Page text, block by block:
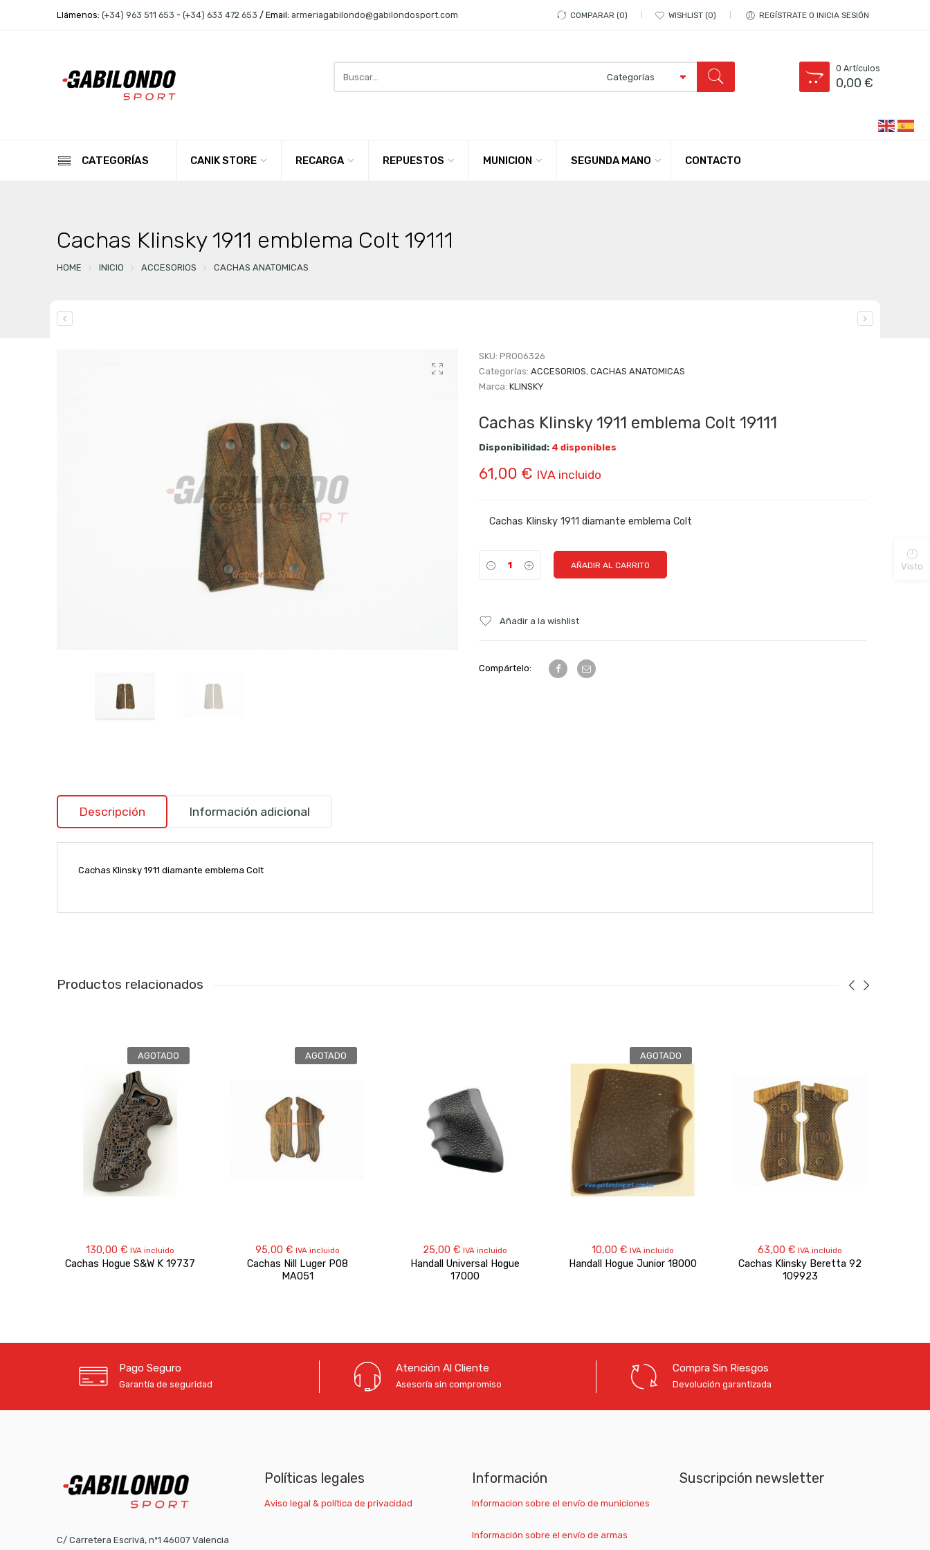
Llámenos: (+34) 963 511 653 - (+34) 633 472 653 / Email: armeriagabilondo@gabilondosport.com COMPARAR 0 WISHLIST 0 REGÍSTRATE O INICIA SESIÓN
here
0 Artículos
0,00€
CATEGORÍAS CANIK STORE RECARGA REPUESTOS MUNICION SEGUNDA MANO CONTACTO
Cachas Klinsky 1911 emblema Colt 19111
HOME INICIO ACCESORIOS CACHAS ANATOMICAS
SKU: PRO06326
Categorías: ACCESORIOS, CACHAS ANATOMICAS
Marca: KLINSKY
Cachas Klinsky 1911 emblema Colt 19111
Disponibilidad: 4 disponibles
61,00 € IVA incluido
Cachas Klinsky 1911 diamante emblema Colt
AÑADIR AL CARRITO
Añadir a la wishlist
Compártelo:
Descripción Información adicional
Cachas Klinsky 1911 diamante emblema Colt
Productos relacionados
AGOTADO
130,00 € IVA incluido
Cachas Hogue S&W K 19737
AGOTADO
95,00 € IVA incluido
Cachas Nill Luger P08
MA051
25,00 € IVA incluido
Handall Universal Hogue
17000
AGOTADO
10,00 € IVA incluido
Handall Hogue Junior 18000
63,00 € IVA incluido
Cachas Klinsky Beretta 92
109923
Pago Seguro
Garantía de seguridad
Atención Al Cliente
Asesoría sin compromiso
Compra Sin Riesgos
Devolución garantizada
C/ Carretera Escrivá, nº1 46007 Valencia
Políticas legales
Aviso legal & política de privacidad
Información
Informacion sobre el envío de municiones
Información sobre el envío de armas
Suscripción newsletter
Visto